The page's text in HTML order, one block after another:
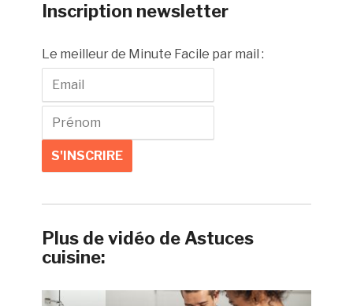
Inscription newsletter
Le meilleur de Minute Facile par mail :
Plus de vidéo de Astuces
cuisine: